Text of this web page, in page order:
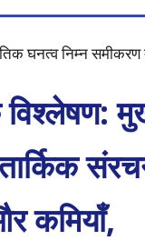
घनत्व निम्न समीकरण
कमियाँ,